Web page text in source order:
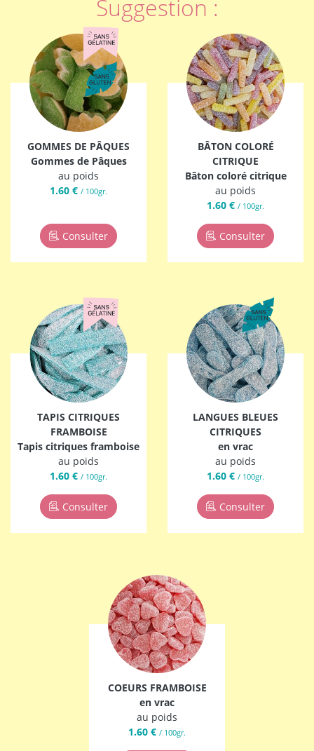
Suggestion :
GOMMES DE PÂQUES
Gommes de Pâques
au poids
1.60 € / 100gr.
Consulter
BÂTON COLORÉ
CITRIQUE
Bâton coloré citrique
au poids
1.60 € / 100gr.
Consulter
TAPIS CITRIQUES
FRAMBOISE
Tapis citriques framboise
au poids
1.60 € / 100gr.
Consulter
LANGUES BLEUES
CITRIQUES
en vrac
au poids
1.60 € / 100gr.
Consulter
COEURS FRAMBOISE
en vrac
au poids
1.60 € / 100gr.